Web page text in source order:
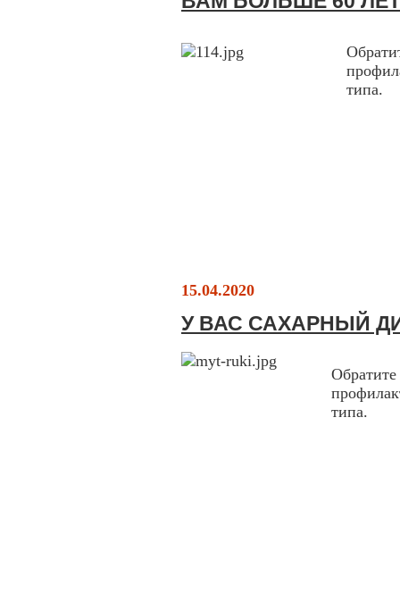
типа.
15.04.2020
У ВАС САХАРНЫЙ
типа.